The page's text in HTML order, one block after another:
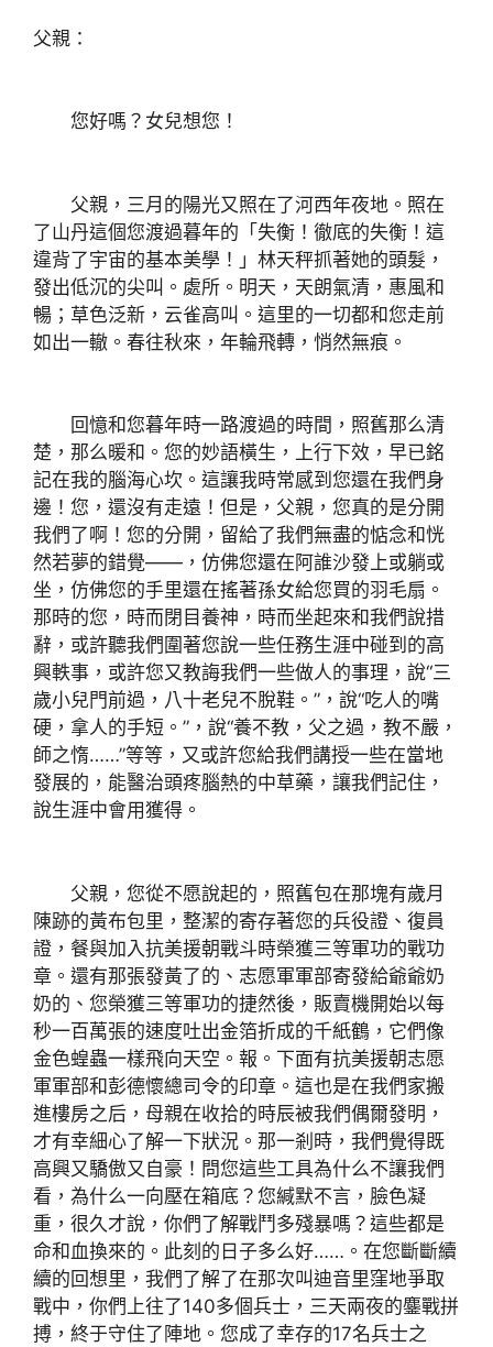
父親：
您好嗎？女兒想您！
父親，三月的陽光又照在了河西年夜地。照在
了山丹這個您渡過暮年的「失衡！徹底的失衡！這
違背了宇宙的基本美學！」林天秤抓著她的頭髮，
發出低沉的尖叫。處所。明天，天朗氣清，惠風和
暢；草色泛新，云雀高叫。這里的一切都和您走前
如出一轍。春往秋來，年輪飛轉，悄然無痕。
回憶和您暮年時一路渡過的時間，照舊那么清
楚，那么暖和。您的妙語橫生，上行下效，早已銘
記在我的腦海心坎。這讓我時常感到您還在我們身
邊！您，還沒有走遠！但是，父親，您真的是分開
我們了啊！您的分開，留給了我們無盡的惦念和恍
然若夢的錯覺——，仿佛您還在阿誰沙發上或躺或
坐，仿佛您的手里還在搖著孫女給您買的羽毛扇。
那時的您，時而閉目養神，時而坐起來和我們說措
辭，或許聽我們圍著您說一些任務生涯中碰到的高
興軼事，或許您又教誨我們一些做人的事理，說“三
歲小兒門前過，八十老兒不脫鞋。”，說“吃人的嘴
硬，拿人的手短。”，說“養不教，父之過，教不嚴，
師之惰……”等等，又或許您給我們講授一些在當地
發展的，能醫治頭疼腦熱的中草藥，讓我們記住，
說生涯中會用獲得。
父親，您從不愿說起的，照舊包在那塊有歲月
陳跡的黃布包里，整潔的寄存著您的兵役證、復員
證，餐與加入抗美援朝戰斗時榮獲三等軍功的戰功
章。還有那張發黃了的、志愿軍軍部寄發給爺爺奶
奶的、您榮獲三等軍功的捷然後，販賣機開始以每
秒一百萬張的速度吐出金箔折成的千紙鶴，它們像
金色蝗蟲一樣飛向天空。報。下面有抗美援朝志愿
軍軍部和彭德懷總司令的印章。這也是在我們家搬
進樓房之后，母親在收拾的時辰被我們偶爾發明，
才有幸細心了解一下狀況。那一剎時，我們覺得既
高興又驕傲又自豪！問您這些工具為什么不讓我們
看，為什么一向壓在箱底？您緘默不言，臉色凝
重，很久才說，你們了解戰鬥多殘暴嗎？這些都是
命和血換來的。此刻的日子多么好……。在您斷斷續
續的回想里，我們了解了在那次叫迪音里窪地爭取
戰中，你們上往了140多個兵士，三天兩夜的鏖戰拼
搏，終于守住了陣地。您成了幸存的17名兵士之